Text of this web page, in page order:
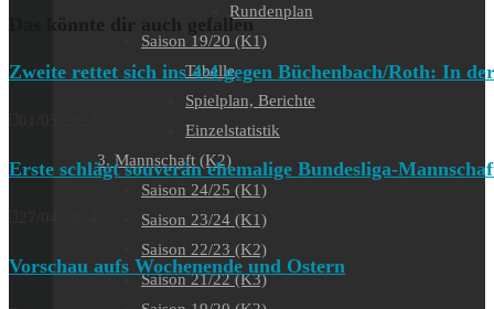
Rundenplan
Saison 19/20 (K1)
Tabelle
Spielplan, Berichte
Einzelstatistik
3. Mannschaft (K2)
Saison 24/25 (K1)
Saison 23/24 (K1)
Saison 22/23 (K2)
Saison 21/22 (K3)
Das könnte dir auch gefallen
Zweite rettet sich ins 4:4 gegen Büchenbach/Roth: In
Erste schlägt souverän ehemalige Bundesliga-
Vorschau aufs Wochenende und Ostern